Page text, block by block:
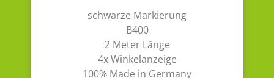
schwarze Markierung
B400
2 Meter Länge
4x Winkelanzeige
100% Made in Germany